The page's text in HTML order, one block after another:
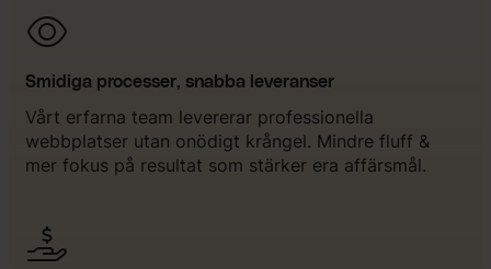
Smidiga processer, snabba leveranser
Vårt erfarna team levererar professionella
webbplatser utan onödigt krångel. Mindre fluff &
mer fokus på resultat som stärker era affärsmål.